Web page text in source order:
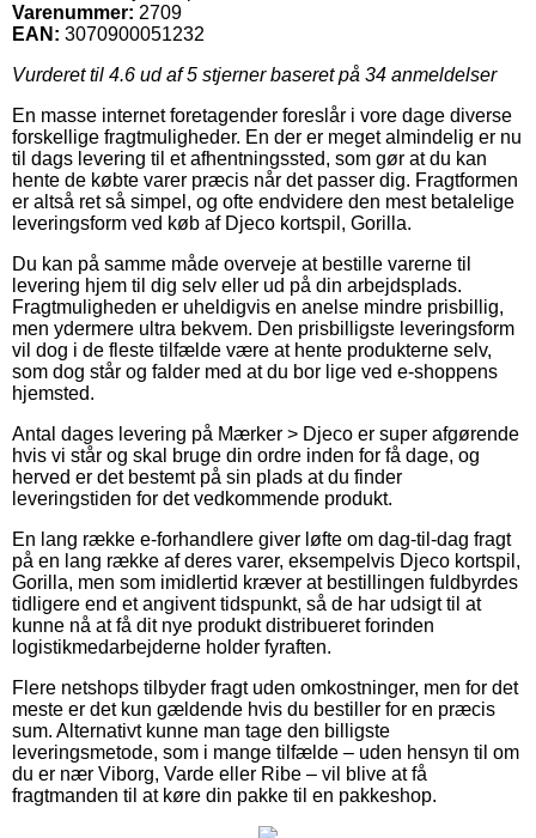
Varenummer: 2709
EAN: 3070900051232
Vurderet til 4.6 ud af 5 stjerner baseret på 34 anmeldelser
En masse internet foretagender foreslår i vore dage diverse
forskellige fragtmuligheder. En der er meget almindelig er nu
til dags levering til et afhentningssted, som gør at du kan
hente de købte varer præcis når det passer dig. Fragtformen
er altså ret så simpel, og ofte endvidere den mest betalelige
leveringsform ved køb af Djeco kortspil, Gorilla.
Du kan på samme måde overveje at bestille varerne til
levering hjem til dig selv eller ud på din arbejdsplads.
Fragtmuligheden er uheldigvis en anelse mindre prisbillig,
men ydermere ultra bekvem. Den prisbilligste leveringsform
vil dog i de fleste tilfælde være at hente produkterne selv,
som dog står og falder med at du bor lige ved e-shoppens
hjemsted.
Antal dages levering på Mærker > Djeco er super afgørende
hvis vi står og skal bruge din ordre inden for få dage, og
herved er det bestemt på sin plads at du finder
leveringstiden for det vedkommende produkt.
En lang række e-forhandlere giver løfte om dag-til-dag fragt
på en lang række af deres varer, eksempelvis Djeco kortspil,
Gorilla, men som imidlertid kræver at bestillingen fuldbyrdes
tidligere end et angivent tidspunkt, så de har udsigt til at
kunne nå at få dit nye produkt distribueret forinden
logistikmedarbejderne holder fyraften.
Flere netshops tilbyder fragt uden omkostninger, men for det
meste er det kun gældende hvis du bestiller for en præcis
sum. Alternativt kunne man tage den billigste
leveringsmetode, som i mange tilfælde – uden hensyn til om
du er nær Viborg, Varde eller Ribe – vil blive at få
fragtmanden til at køre din pakke til en pakkeshop.